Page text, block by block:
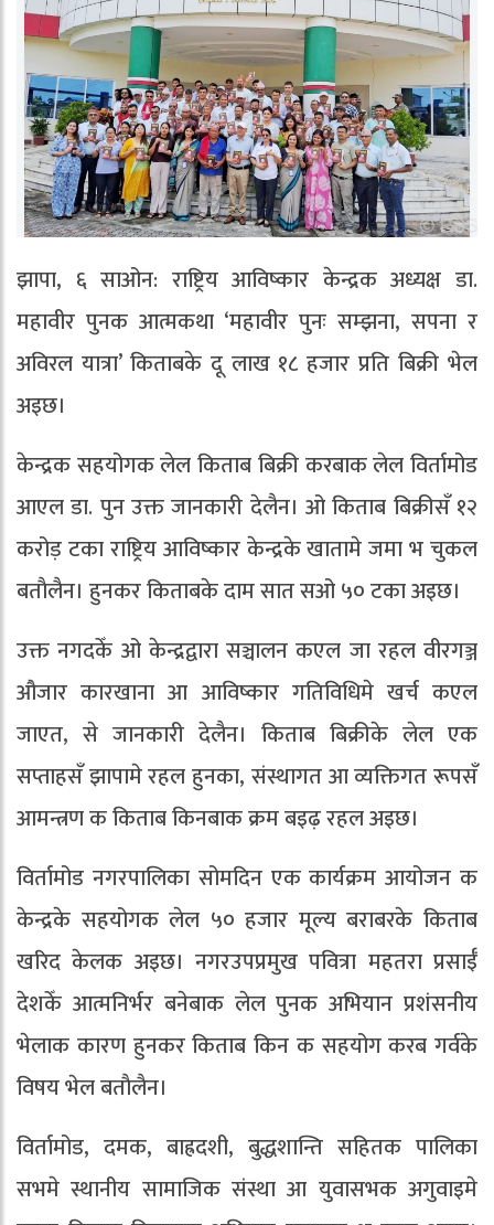
झापा, ६ साओन: राष्ट्रिय आविष्कार केन्द्रक अध्यक्ष डा.
महावीर पुनक आत्मकथा ‘महावीर पुनः सम्झना, सपना र
अविरल यात्रा’ किताबके दू लाख १८ हजार प्रति बिक्री भेल
अइछ।
केन्द्रक सहयोगक लेल किताब बिक्री करबाक लेल विर्तामोड
आएल डा. पुन उक्त जानकारी देलैन। ओ किताब बिक्रीसँ १२
करोड़ टका राष्ट्रिय आविष्कार केन्द्रके खातामे जमा भ चुकल
बताैलैन। हुनकर किताबके दाम सात सओ ५० टका अइछ।
उक्त नगदकेँ ओ केन्द्रद्वारा सञ्चालन कएल जा रहल वीरगञ्ज
औजार कारखाना आ आविष्कार गतिविधिमे खर्च कएल
जाएत, से जानकारी देलैन। किताब बिक्रीके लेल एक
सप्ताहसँ झापामे रहल हुनका, संस्थागत आ व्यक्तिगत रूपसँ
आमन्त्रण क किताब किनबाक क्रम बइढ़ रहल अइछ।
विर्तामोड नगरपालिका सोमदिन एक कार्यक्रम आयोजन क
केन्द्रके सहयोगक लेल ५० हजार मूल्य बराबरके किताब
खरिद केलक अइछ। नगरउपप्रमुख पवित्रा महतरा प्रसाईँ
देशकेँ आत्मनिर्भर बनेबाक लेल पुनक अभियान प्रशंसनीय
भेलाक कारण हुनकर किताब किन क सहयोग करब गर्वके
विषय भेल बताैलैन।
विर्तामोड, दमक, बाह्रदशी, बुद्धशान्ति सहितक पालिका
सभमे स्थानीय सामाजिक संस्था आ युवासभक अगुवाइमे